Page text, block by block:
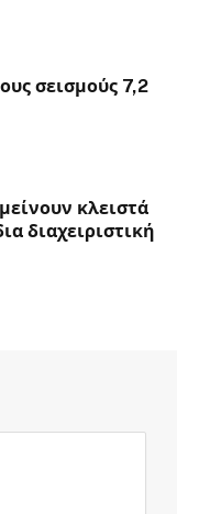
σεισμούς 7,2
κλειστά
διαχειριστική